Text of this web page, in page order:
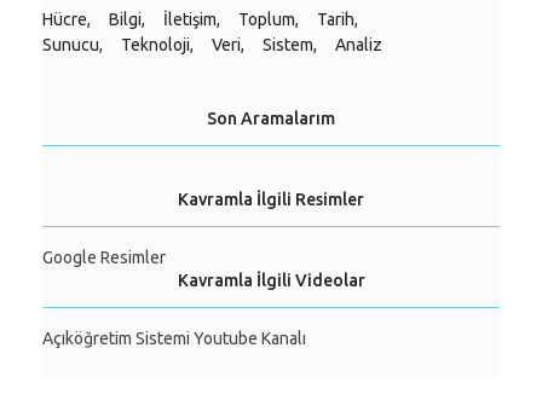
Hücre, Bilgi, İletişim, Toplum,
Tarih,
Sunucu,
Teknoloji, Veri, Sistem, Analiz
Son Aramalarım
Kavramla İlgili Resimler
Google Resimler
Kavramla İlgili Videolar
Açıköğretim Sistemi Youtube Kanalı